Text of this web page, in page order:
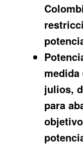
julios,
para